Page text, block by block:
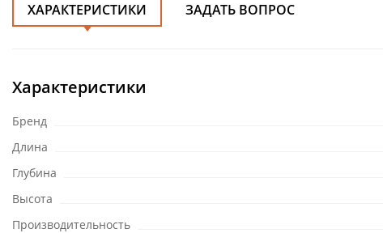
ХАРАКТЕРИСТИКИ ЗАДАТЬ ВОПРОС
Характеристики
Бренд
Длина
Глубина
Высота
Производительность